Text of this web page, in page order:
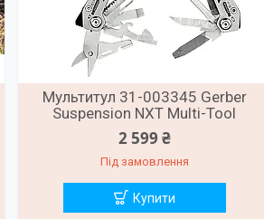
Мультитул 31-003345 Gerber
Suspension NXT Multi-Tool
2 599 ₴
Під замовлення
Купити